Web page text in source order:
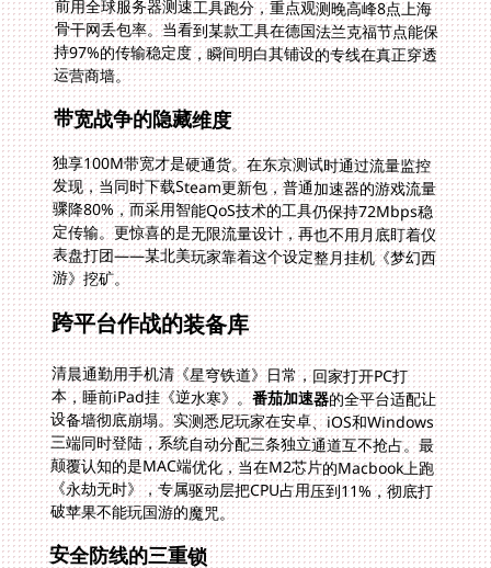
运营商墙。
带宽战争的隐藏维度
独享100M带宽才是硬通货。在东京测试时通过流量监控
发现，当同时下载Steam更新包，普通加速器的游戏流量
骤降80%，而采用智能QoS技术的工具仍保持72Mbps稳
定传输。更惊喜的是无限流量设计，再也不用月底盯着仪
表盘打团——某北美玩家靠着这个设定整月挂机《梦幻西
游》挖矿。
跨平台作战的装备库
清晨通勤用手机清《星穹铁道》日常，回家打开PC打
本，睡前iPad挂《逆水寒》。番茄加速器的全平台适配让
设备墙彻底崩塌。实测悉尼玩家在安卓、iOS和Windows
三端同时登陆，系统自动分配三条独立通道互不抢占。最
颠覆认知的是MAC端优化，当在M2芯片的Macbook上跑
《永劫无时》，专属驱动层把CPU占用压到11%，彻底打
破苹果不能玩国游的魔咒。
安全防线的三重锁